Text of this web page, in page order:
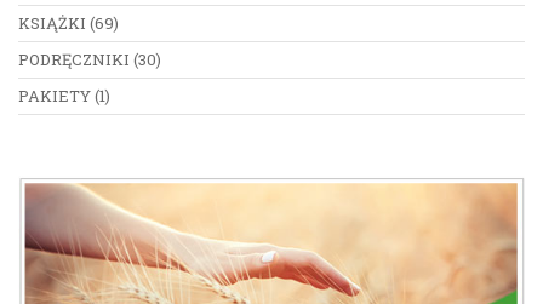
KSIĄŻKI (69)
PODRĘCZNIKI (30)
PAKIETY(1)